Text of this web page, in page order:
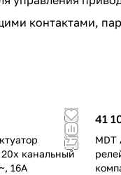
контактами,
канальный
16A
41
MDT